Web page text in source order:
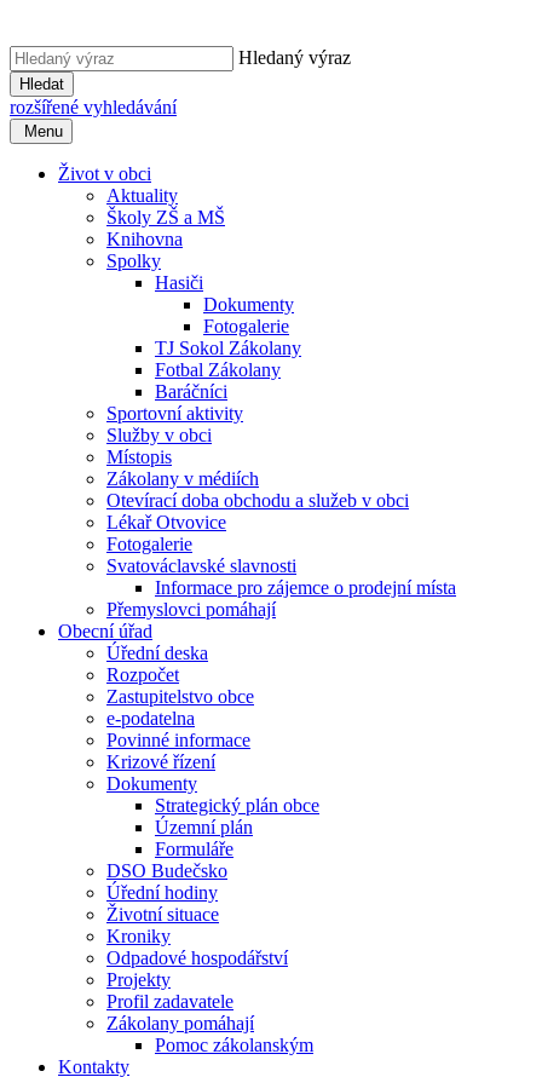
Hledaný výraz
Hledat
rozšířené vyhledávání
Menu
Život v obci
Aktuality
Školy ZŠ a MŠ
Knihovna
Spolky
Hasiči
Dokumenty
Fotogalerie
TJ Sokol Zákolany
Fotbal Zákolany
Baráčníci
Sportovní aktivity
Služby v obci
Místopis
Zákolany v médiích
Otevírací doba obchodu a služeb v obci
Lékař Otvovice
Fotogalerie
Svatováclavské slavnosti
Informace pro zájemce o prodejní místa
Přemyslovci pomáhají
Obecní úřad
Úřední deska
Rozpočet
Zastupitelstvo obce
e-podatelna
Povinné informace
Krizové řízení
Dokumenty
Strategický plán obce
Územní plán
Formuláře
DSO Budečsko
Úřední hodiny
Životní situace
Kroniky
Odpadové hospodářství
Projekty
Profil zadavatele
Zákolany pomáhají
Pomoc zákolanským
Kontakty